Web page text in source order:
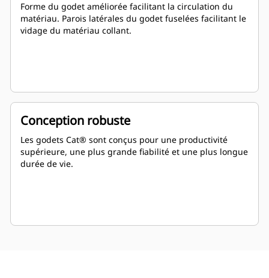
Forme du godet améliorée facilitant la circulation du
matériau. Parois latérales du godet fuselées facilitant le
vidage du matériau collant.
Conception robuste
Les godets Cat® sont conçus pour une productivité
supérieure, une plus grande fiabilité et une plus longue
durée de vie.